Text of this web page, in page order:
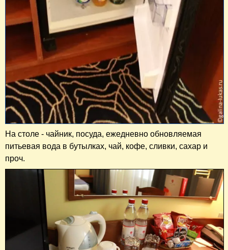
На столе - чайник, посуда, ежедневно обновляемая
питьевая вода в бутылках, чай, кофе, сливки, сахар и
проч.